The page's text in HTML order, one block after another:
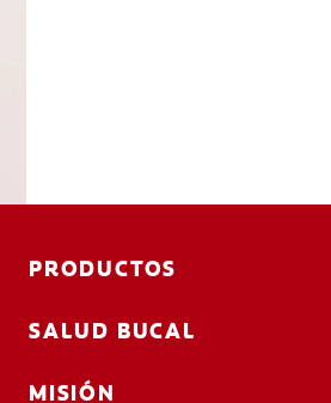
PRODUCTOS
SALUD BUCAL
MISIÓN